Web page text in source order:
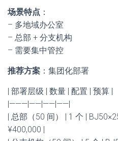
场景特点 ：
– 多地域办公室
– 总部 + 分支机构
– 需要集中管控
推荐方案 ：集团化部署
| 部署层级 | 数量 | 配置 | 预算 |
|———|——|——|——|
| 总部（50 间） | 1 个 |
¥400,000 |